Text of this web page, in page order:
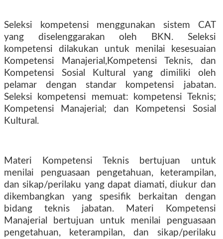
Seleksi kompetensi menggunakan sistem CAT
yang diselenggarakan oleh BKN. Seleksi
kompetensi dilakukan untuk menilai kesesuaian
Kompetensi Manajerial,Kompetensi Teknis, dan
Kompetensi Sosial Kultural yang dimiliki oleh
pelamar dengan standar kompetensi jabatan.
Seleksi kompetensi memuat: kompetensi Teknis;
Kompetensi Manajerial; dan Kompetensi Sosial
Kultural.
Materi Kompetensi Teknis bertujuan untuk
menilai penguasaan pengetahuan, keterampilan,
dan sikap/perilaku yang dapat diamati, diukur dan
dikembangkan yang spesifik berkaitan dengan
bidang teknis jabatan. Materi Kompetensi
Manajerial bertujuan untuk menilai penguasaan
pengetahuan, keterampilan, dan sikap/perilaku